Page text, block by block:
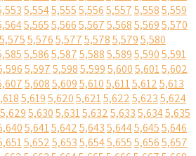
5,5545,5555,5565,5575,5585,559
5,5655,5665,5675,5685,5695,570
5,5755,5765,5775,5785,5795,580
5,5865,5875,5885,5895,5905,591
5,5975,5985,5995,6005,6015,602
5,6085,6095,6105,6115,6125,613
5,6195,6205,6215,6225,6235,624
5,6295,6305,6315,6325,6335,6345,635
5,6415,6425,6435,6445,6455,646
5,6525,6535,6545,6555,6565,657